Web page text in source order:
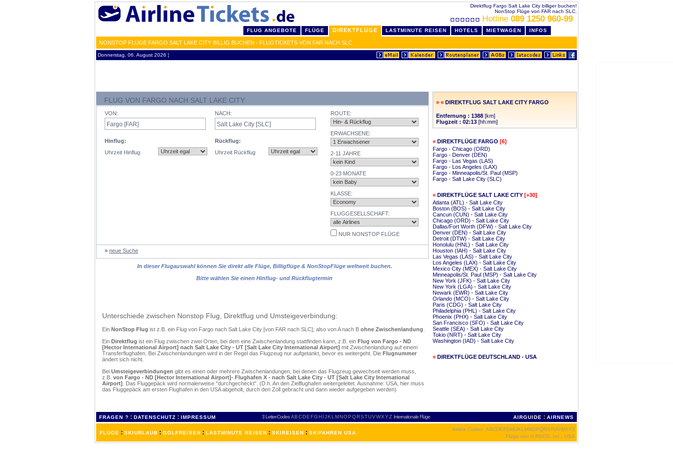
Direktflug Fargo Salt Lake City billiger buchen!
NonStop Flüge von FAR nach SLC.
Hotline 089 1250 960-99
FLUG ANGEBOTE FLÜGE DIREKTFLÜGE LASTMINUTE REISEN HOTELS MIETWAGEN INFOS
NONSTOP FLÜGE FARGO SALT LAKE CITY BILLIG BUCHEN - FLUGTICKETS VON FAR NACH SLC
Donnerstag, 06. August 2026 ¦
FLUG VON FARGO NACH SALT LAKE CITY
VON:
Hinflug:
Uhrzeit Hinflug
NACH:
Rückflug:
Uhrzeit Rückflug
ROUTE:
ERWACHSENE:
2-11 JAHRE
0-23 MONATE
KLASSE:
FLUGGESELLSCHAFT:
NUR NONSTOP FLÜGE
» neue Suche
In dieser Flugauswahl können Sie direkt alle Flüge, Billigflüge & NonStopFlüge weltweit buchen.
Bitte wählen Sie einen Hinflug- und Rückflugtermin
Unterschiede zwischen Nonstop Flug, Direktflug und Umsteigeverbindung:
Ein NonStop Flug ist z.B. ein Flug von Fargo nach Salt Lake City [von FAR nach SLC]; also von A nach B ohne Zwischenlandung
Ein Direktflug ist ein Flug zwischen zwei Orten, bei dem eine Zwischenlandung stattfinden kann, z.B. ein Flug von Fargo - ND
[Hector International Airport] nach Salt Lake City - UT [Salt Lake City International Airport] mit Zwischenlandung auf einem
Transferflughafen. Bei Zwischenlandungen wird in der Regel das Flugzeug nur aufgetankt, bevor es weitergeht. Die Flugnummer
ändert sich nicht.
Bei Umsteigeverbindungen gibt es einen oder mehrere Zwischenlandungen, bei denen das Flugzeug gewechselt werden muss,
z.B. von Fargo - ND [Hector International Airport]- Flughafen X - nach Salt Lake City - UT [Salt Lake City International
Airport] . Das Fluggepäck wird normalerweise "durchgecheckt". (D.h. An den Zielflughafen weitergeleitet. Ausnahme: USA, hier muss
das Fluggepäck am ersten Flughafen in den USA abgeholt, durch den Zoll gebracht und dann wieder aufgegeben werden)
» « DIREKTFLUG SALT LAKE CITY FARGO
Entfernung : 1388 [km]
Flugzeit : 02:13 [hh:mm]
« DIREKTFLÜGE FARGO [6]
Fargo - Chicago (ORD)
Fargo - Denver (DEN)
Fargo - Las Vegas (LAS)
Fargo - Los Angeles (LAX)
Fargo - Minneapolis/St. Paul (MSP)
Fargo - Salt Lake City (SLC)
« DIREKTFLÜGE SALT LAKE CITY [+30]
Atlanta (ATL) - Salt Lake City
Boston (BOS) - Salt Lake City
Cancun (CUN) - Salt Lake City
Chicago (ORD) - Salt Lake City
Dallas/Fort Worth (DFW) - Salt Lake City
Denver (DEN) - Salt Lake City
Detroit (DTW) - Salt Lake City
Honolulu (HNL) - Salt Lake City
Houston (IAH) - Salt Lake City
Las Vegas (LAS) - Salt Lake City
Los Angeles (LAX) - Salt Lake City
Mexico City (MEX) - Salt Lake City
Minneapolis/St. Paul (MSP) - Salt Lake City
New York (JFK) - Salt Lake City
New York (LGA) - Salt Lake City
Newark (EWR) - Salt Lake City
Orlando (MCO) - Salt Lake City
Paris (CDG) - Salt Lake City
Philadelphia (PHL) - Salt Lake City
Phoenix (PHX) - Salt Lake City
San Francisco (SFO) - Salt Lake City
Seattle (SEA) - Salt Lake City
Tokio (NRT) - Salt Lake City
Washington (IAD) - Salt Lake City
« DIREKTFLÜGE DEUTSCHLAND - USA
FRAGEN ? : DATENSCHUTZ : IMPRESSUM 3 Letter-Codes ABCDEFGH IJKL MNOPQRSTUVWXYZ Internationale Flüge AIRGUIDE : AIRNEWS
FLÜGE : SKIURLAUB : GOLFREISEN : LASTMINUTE REISEN : SKIREISEN : SKIFAHREN USA
Airline Codes ABCDEFGHIJKL MNOPQRSTUVWXYZ
Flüge von © RSCG, Inc., USA